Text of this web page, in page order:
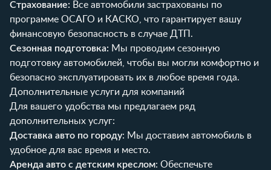
Страхование: Все автомобили застрахованы по
программе ОСАГО и КАСКО, что гарантирует вашу
финансовую безопасность в случае ДТП.
Сезонная подготовка: Мы проводим сезонную
подготовку автомобилей, чтобы вы могли комфортно и
безопасно эксплуатировать их в любое время года.
Дополнительные услуги для компаний
Для вашего удобства мы предлагаем ряд
дополнительных услуг:
Доставка авто по городу: Мы доставим автомобиль в
удобное для вас время и место.
Аренда авто с детским креслом: Обеспечьте